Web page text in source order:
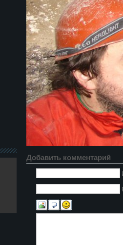
Добавить комментарий